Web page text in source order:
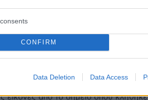
CONFIRM
Data Deletion Data Access
Χιλιάδες μέλισσες
φωλιά σε σέλα
εικόνες από το σημείο όπου κλήθηκε